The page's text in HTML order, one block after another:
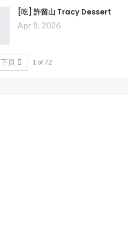
[吃] 許留山 Tracy Dessert
Apr 8, 2026
下頁 1 of 72